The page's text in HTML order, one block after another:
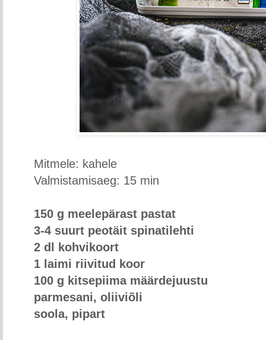
Mitmele: kahele
Valmistamisaeg: 15 min
150 g meelepärast pastat
3-4 suurt peotäit spinatilehti
2 dl kohvikoort
1 laimi riivitud koor
100 g kitsepiima määrdejuustu
parmesani, oliiviõli
soola, pipart